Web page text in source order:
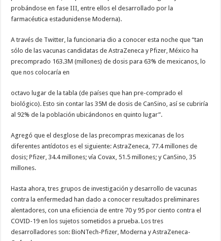
probándose en fase III, entre ellos el desarrollado por la
farmacéutica estadunidense Moderna).
A través de Twitter, la funcionaria dio a conocer esta noche que “tan
sólo de las vacunas candidatas de AstraZeneca y Pfizer, México ha
precomprado 163.3M (millones) de dosis para 63% de mexicanos, lo
que nos colocaría en
octavo lugar de la tabla (de países que han pre-comprado el
biológico). Esto sin contar las 35M de dosis de CanSino, así se cubriría
al 92% de la población ubicándonos en quinto lugar”.
Agregó que el desglose de las precompras mexicanas de los
diferentes antídotos es el siguiente: AstraZeneca, 77.4 millones de
dosis; Pfizer, 34.4 millones; vía Covax, 51.5 millones; y CanSino, 35
millones.
Hasta ahora, tres grupos de investigación y desarrollo de vacunas
contra la enfermedad han dado a conocer resultados preliminares
alentadores, con una eficiencia de entre 70 y 95 por ciento contra el
COVID-19 en los sujetos sometidos a prueba. Los tres
desarrolladores son: BioNTech-Pfizer, Moderna y AstraZeneca-